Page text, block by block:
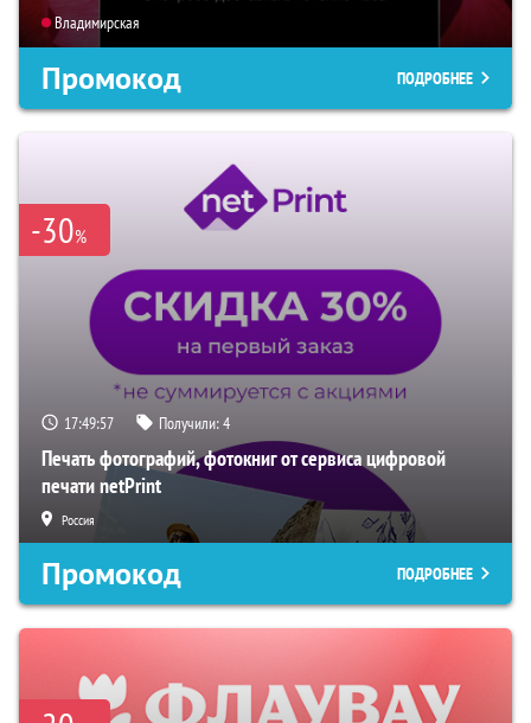
Владимирская
Промокод ПОДРОБНЕЕ
-30%
17:49:55 Получили:4
Печать фотографий, фотокниг от сервиса цифровой
печати netPrint
Россия
Промокод ПОДРОБНЕЕ